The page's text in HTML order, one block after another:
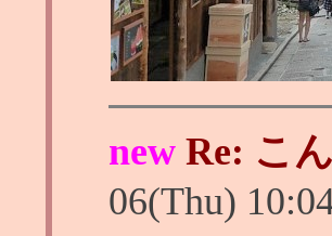
new Re: こ
06(Thu)